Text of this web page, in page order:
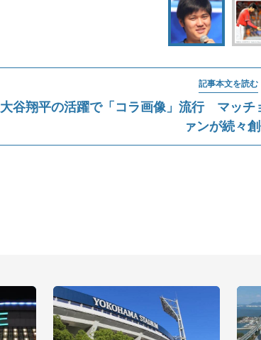
記事本文を読む
大谷翔平の活躍で「コラ画像」流行 マッチ
ァンが続々